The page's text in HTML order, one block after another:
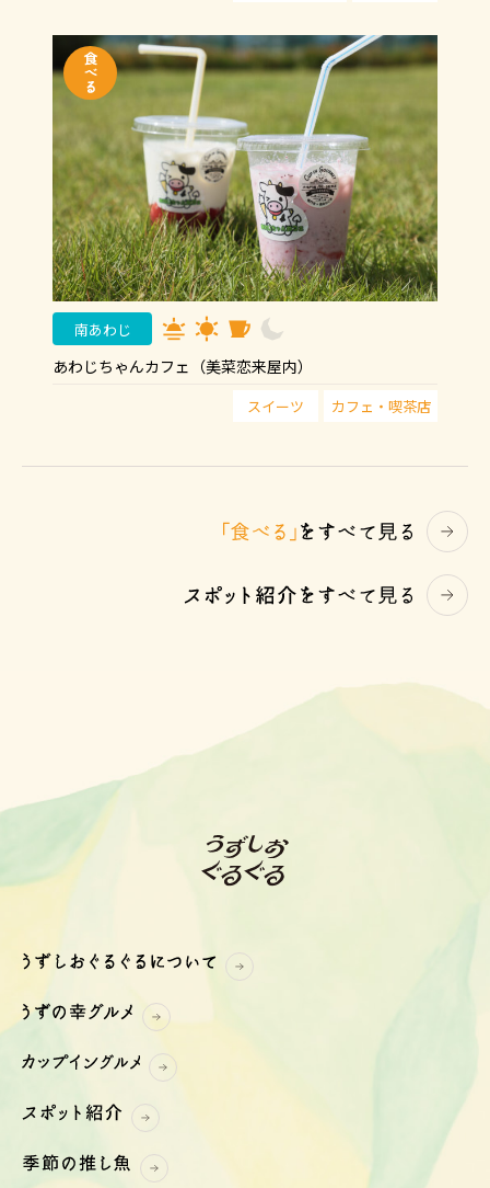
南あわじ
あわじちゃんカフェ（美菜恋来屋内）
スイーツ カフェ・喫茶店